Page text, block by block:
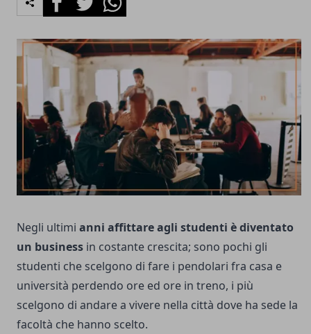
Negli ultimi anni affittare agli studenti è diventato
un business in costante crescita; sono pochi gli
studenti che scelgono di fare i pendolari fra casa e
università perdendo ore ed ore in treno, i più
scelgono di andare a vivere nella città dove ha sede la
facoltà che hanno scelto.